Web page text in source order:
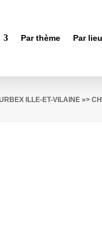
Par thème Par lieu
ILLE-ET-VILAINE »>